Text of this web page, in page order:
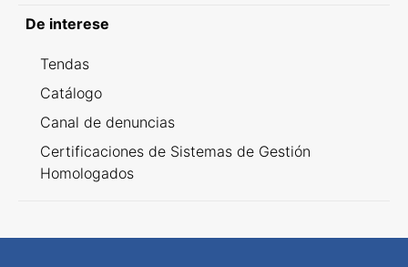
De interese
Tendas
Catálogo
Canal de denuncias
Certificaciones de Sistemas de Gestión
Homologados